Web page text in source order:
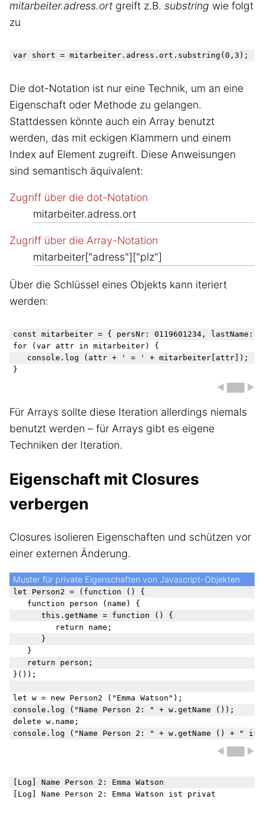
mitarbeiter.adress.ort greift z.B. substring wie folgt
zu
Die dot-Notation ist nur eine Technik, um an eine
Eigenschaft oder Methode zu gelangen.
Stattdessen könnte auch ein Array benutzt
werden, das mit eckigen Klammern und einem
Index auf Element zugreift. Diese Anweisungen
sind semantisch äquivalent:
Zugriff über die dot-Notation
mitarbeiter.adress.ort
Zugriff über die Array-Notation
mitarbeiter["adress"]["plz"]
Über die Schlüssel eines Objekts kann iteriert
werden:
const mitarbeiter = { persNr: 0119601234, lastName:
for (var attr in mitarbeiter) {
   console.log (attr + ' = ' + mitarbeiter[attr]);
◀ ███ ▶
Für Arrays sollte diese Iteration allerdings niemals
benutzt werden – für Arrays gibt es eigene
Techniken der Iteration.
Eigenschaft mit Closures
verbergen
Closures isolieren Eigenschaften und schützen vor
einer externen Änderung.
Muster für private Eigenschaften von Javascript-Objekten
let Person2 = (function () {
}());
let w = new Person2 ("Emma Watson");
console.log ("Name Person 2: " + w.getName ());
delete w.name;
◀ ███ ▶
[Log] Name Person 2: Emma Watson